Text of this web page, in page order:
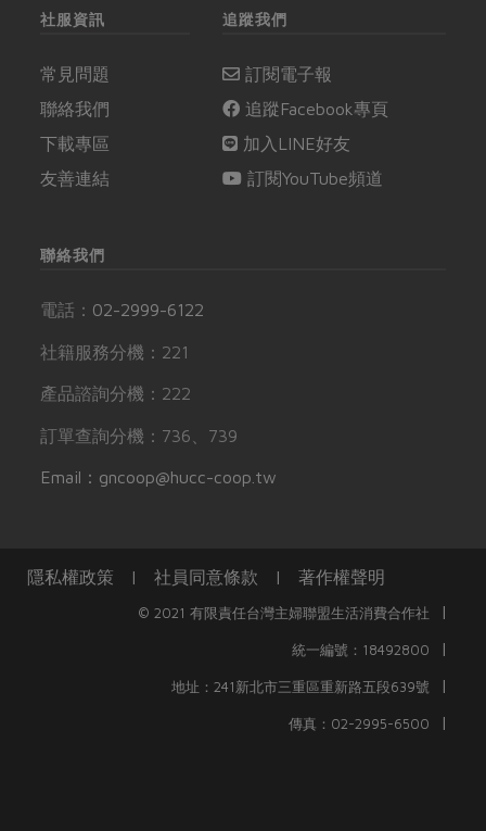
社服資訊
常見問題
聯絡我們
下載專區
友善連結
追蹤我們
訂閱電子報
追蹤Facebook專頁
加入LINE好友
訂閱YouTube頻道
聯絡我們
電話： 02-2999-6122
社籍服務分機：221
產品諮詢分機：222
訂單查詢分機：736、739
Email：gncoop@hucc-coop.tw
隱私權政策 | 社員同意條款 | 著作權聲明
© 2021 有限責任台灣主婦聯盟生活消費合作社 |
統一編號：18492800 |
地址：241新北市三重區重新路五段639號 |
傳真：02-2995-6500 |